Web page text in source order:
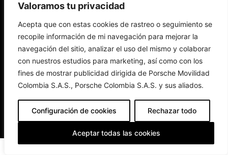
Valoramos tu privacidad
Acepta que con estas cookies de rastreo o seguimiento se
recopile información de mi navegación para mejorar la
navegación del sitio, analizar el uso del mismo y colaborar
con nuestros estudios para marketing, así como con los
fines de mostrar publicidad dirigida de Porsche Movilidad
Colombia S.A.S., Porsche Colombia S.A.S. y sus aliados.
Configuración de cookies Rechazar todo
Aceptar todas las cookies
Todos los
eléctricos
Modelos
Audi Sport
Términos y
condiciones
Todos los
eléctricos
Beneficios
Sostenibilidad
Carga
Política de
privacidad
Datos
Personales
Nuestro
sistema de
denuncias
Copyright
privacidad
Financiación
Servicio